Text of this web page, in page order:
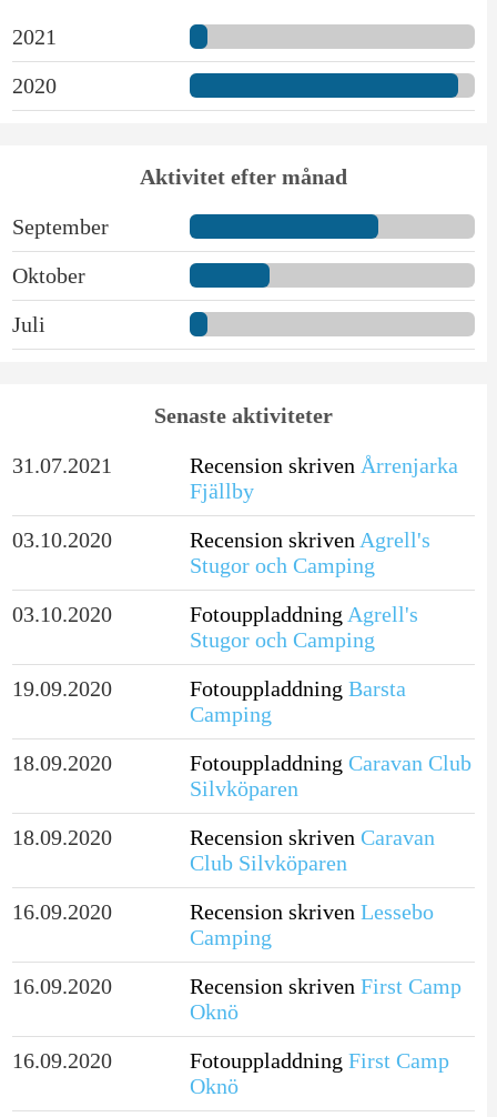
2021
2020
Aktivitet efter månad
September
Oktober
Juli
Senaste aktiviteter
31.07.2021 Recension skriven Årrenjarka
Fjällby
03.10.2020
Recension skriven Agrell's
Stugor och Camping
03.10.2020
Fotouppladdning Agrell's
Stugor och Camping
19.09.2020
Fotouppladdning Barsta
Camping
18.09.2020
Fotouppladdning Caravan Club
Silvköparen
18.09.2020
Recension skriven Caravan
Club Silvköparen
16.09.2020
Recension skriven Lessebo
Camping
16.09.2020
Recension skriven First Camp
Oknö
16.09.2020
Fotouppladdning First Camp
Oknö